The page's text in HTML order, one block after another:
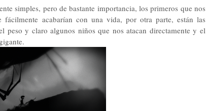
simples, pero de bastante importancia, los primeros que nos
fácilmente acabarían con una vida, por otra parte, están las
peso y claro algunos niños que nos atacan directamente y el